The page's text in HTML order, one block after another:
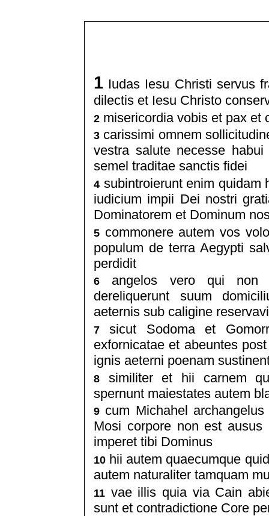
1 Iudas Iesu Christi servus
dilectis et Iesu Christo
2 misericordia vobis et pax et
3 carissimi omnem
vestra salute necesse
semel traditae sanctis fidei
4 subintroierunt enim quidam
iudicium impii Dei nostri
Dominatorem et Dominum
5 commonere autem vos
populum de terra Aegypti
perdidit
6
angelos vero qui non
dereliquerunt suum
aeternis sub caligine
7
sicut Sodoma et
exfornicatae et abeuntes
ignis aeterni poenam
8
similiter et hii carnem
spernunt maiestates autem
9 cum Michahel
Mosi corpore non est
imperet tibi Dominus
10 hii autem quaecumque
autem naturaliter tamquam
11 vae illis quia via Cain
sunt et contradictione Core